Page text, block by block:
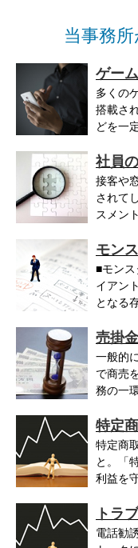
当事務
ゲー
多くの
搭載さ
どを一
社員
接客や
されて
スメン
モン
■モンス
イアン
となる
売掛
一般的
で商売
務の一
特定
特定商
と。「
利益を
トラ
電話勧